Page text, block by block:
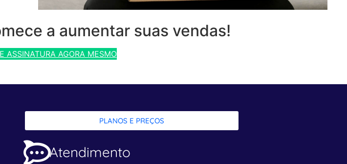
a aumentar suas vendas!
ASSINATURA AGORA MESMO
PLANOS E PREÇOS
Atendimento